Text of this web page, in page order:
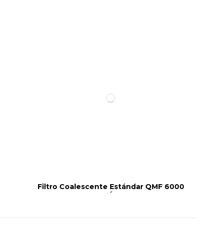
Filtro Coalescente Estándar QMF 6000
´